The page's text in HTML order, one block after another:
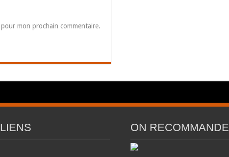
mon prochain commentaire.
ON RECOMMANDE